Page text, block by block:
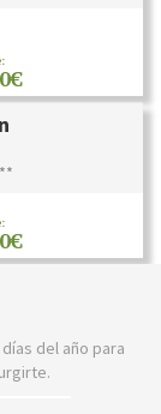
del año para